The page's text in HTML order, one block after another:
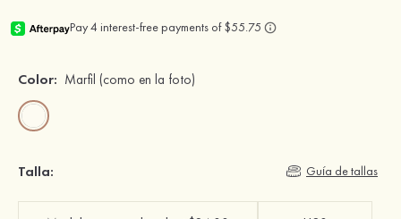
Color: Marfil (como en la foto)
Talla: Guía de tallas